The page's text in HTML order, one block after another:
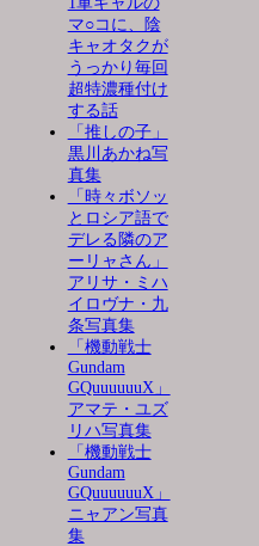
マ○コに、陰
キャオタクが
うっかり毎回
超特濃種付け
する話
「推しの子」
黒川あかね写
真集
「時々ボソッ
とロシア語で
デレる隣のア
ーリャさん」
アリサ・ミハ
イロヴナ・九
条写真集
「機動戦士
Gundam
GQuuuuuuX」
アマテ・ユズ
リハ写真集
「機動戦士
Gundam
GQuuuuuuX」
ニャアン写真
集